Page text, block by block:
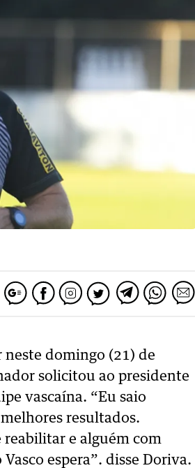
neste domingo (21) de
solicitou ao presidente
vascaína. “Eu saio
resultados.
reabilitar e alguém com
espera”. disse Doriva.